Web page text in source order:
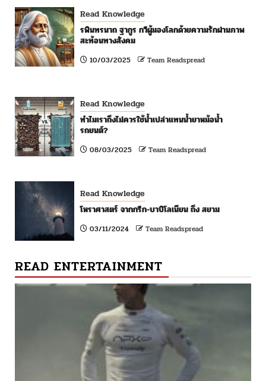
Read Knowledge
รพินทรนาถ ฐากูร กวีผู้มองโลกด้วยความรักผ่านภาพ
สะท้อนทางสังคม
10/03/2025 Team Readspread
Read Knowledge
ทำไมเราถึงไม่ควรใช้น้ำเปล่าแทนน้ำยาหม้อน้ำ
รถยนต์?
08/03/2025 Team Readspread
Read Knowledge
โหราศาสตร์ จากกรีก-บาบิโลเนียน ถึง สยาม
03/11/2024 Team Readspread
READ ENTERTAINMENT